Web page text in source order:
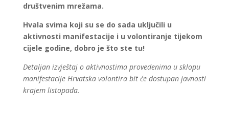
društvenim mrežama.
Hvala svima koji su se do sada uključili u
aktivnosti manifestacije i u volontiranje tijekom
cijele godine, dobro je što ste tu!
Detaljan izvještaj o aktivnostima provedenima u sklopu
manifestacije Hrvatska volontira bit će dostupan javnosti
krajem listopada.